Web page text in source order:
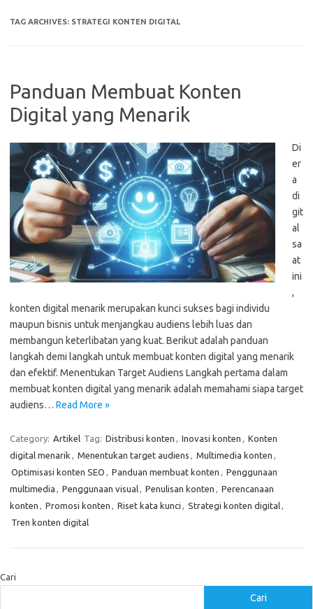
TAG ARCHIVES: STRATEGI KONTEN DIGITAL
Panduan Membuat Konten
Digital yang Menarik
Di
er
a
di
git
al
sa
at
ini
,
konten digital menarik merupakan kunci sukses bagi individu
maupun bisnis untuk menjangkau audiens lebih luas dan
membangun keterlibatan yang kuat. Berikut adalah panduan
langkah demi langkah untuk membuat konten digital yang menarik
dan efektif. Menentukan Target Audiens Langkah pertama dalam
membuat konten digital yang menarik adalah memahami siapa target
audiens… Read More »
Category: Artikel Tag: Distribusi konten , Inovasi konten , Konten
digital menarik , Menentukan target audiens , Multimedia konten ,
Optimisasi konten SEO , Panduan membuat konten , Penggunaan
multimedia , Penggunaan visual, Penulisan konten , Perencanaan
konten , Promosi konten , Riset kata kunci , Strategi konten digital,
Tren konten digital
Cari
Cari